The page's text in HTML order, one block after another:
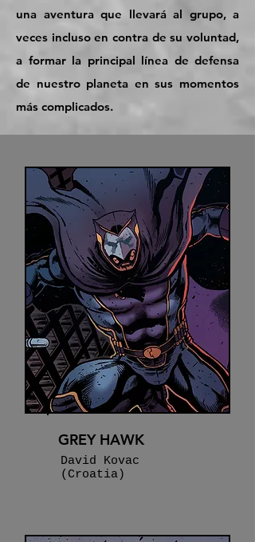
una aventura que llevará al grupo, a
veces incluso en contra de su voluntad,
a formar la principal línea de defensa
de nuestro planeta en sus momentos
más complicados.
GREY HAWK
David Kovac
(Croatia)